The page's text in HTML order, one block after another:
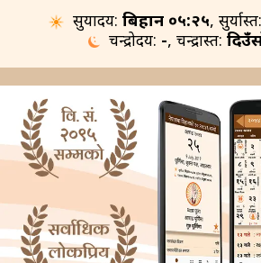
सुर्योदय:बिहान ०५:२५,
चन्द्रोदय: -, चन्द्रास्त: